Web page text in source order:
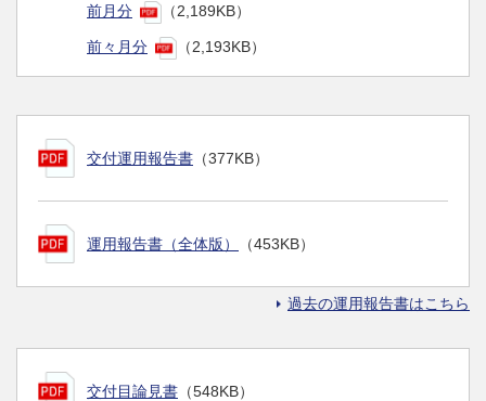
前月分 （2,189KB）
前々月分 （2,193KB）
交付運用報告書 （377KB）
運用報告書（全体版） （453KB）
過去の運用報告書はこちら
交付目論見書 （548KB）